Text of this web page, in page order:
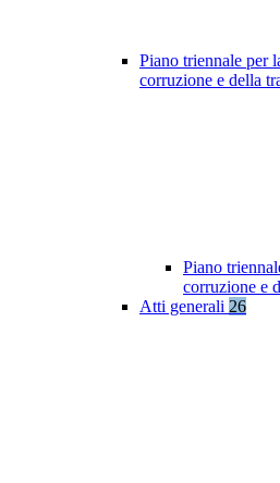
Piano triennale per
corruzione e della
Piano
corruzione e
Atti generali 26